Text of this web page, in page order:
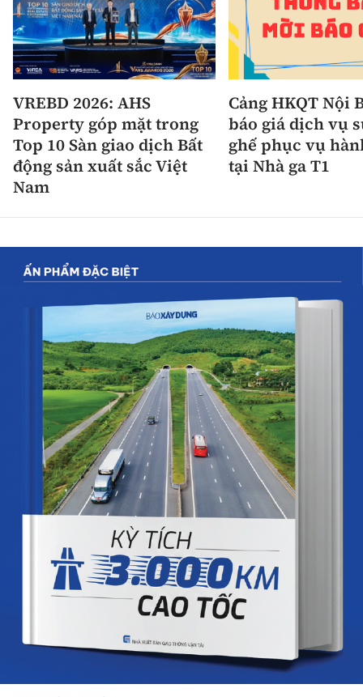
VREBD 2026: AHS
Property góp mặt trong
Top 10 Sàn giao dịch Bất
động sản xuất sắc Việt
Nam
Cảng HKQT Nội
báo giá dịch vụ
ghế phục vụ
tại Nhà ga T1